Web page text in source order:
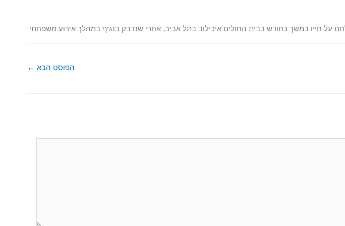
על חייו במשך כחודש בבית החולים איכילוב בתל אביב, אחרי שנדבק בנגיף במהלך אירוע משפחתי
הפוסט הבא ←